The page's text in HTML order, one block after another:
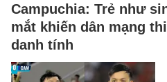
Campuchia: Trẻ như
mắt khiến dân mạng
danh tính